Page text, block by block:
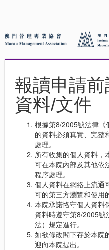
報讀申請
資料/文件
根據第8/2005號法律《
的資料必須真實、完整
處理。
所有收集的個人資料，
可在本院內部及其他依
程序處理。
個人資料在網絡上流通
可的第三方瀏覽和使用
本院承諾恪守個人資料
資料時遵守第8/2005號
法）規定進行。
如欲修改閣下存於本院
迎向本院提出。